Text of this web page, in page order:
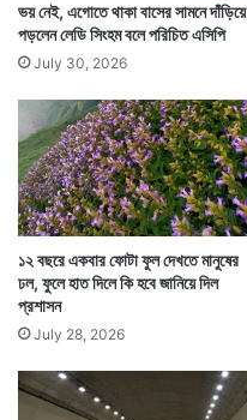
Tags National News
ভয় নেই, এগোতে থাকা বাসের সামনে দাঁড়িয়ে
পড়লেন লেডি সিংহম বলে পরিচিত এসিপি
July 30, 2026
১২ বছরে একবার ফোটা ফুল দেখতে মানুষের
ঢল, ফুলে হাত দিলে কি হবে জানিয়ে দিল
প্রশাসন
July 28, 2026